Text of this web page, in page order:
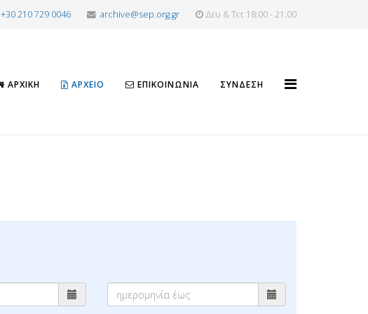
+30 210 729 0046 archive@sep.org.gr Δευ & Τετ 18:00 - 21:00
ΑΡΧΙΚΉ ΑΡΧΕΊΟ ΕΠΙΚΟΙΝΩΝΊΑ ΣΎΝΔΕΣΗ